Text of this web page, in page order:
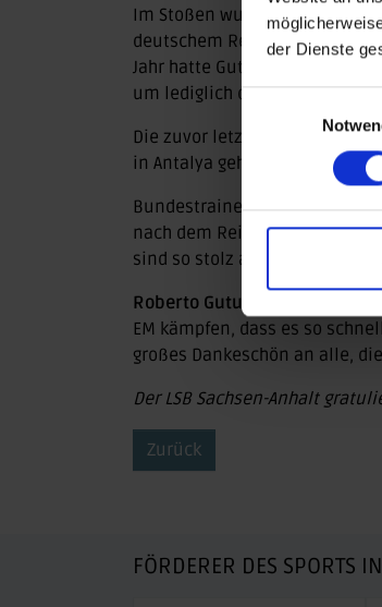
der Dienste
Im Stoßen wurdeRoberto Gutu
deutschem Rekord mit 331 kg
Jahr hatte Gutu als Fünfter im
um lediglich drei kg verpasst.
Die zuvor letzten WM-
in Antalya geholt (Silber
BundestrainerAlmir Velagic:
nach dem Reißen, als wir
sind so stolz auf ihn. Wir
Roberto Gutu
EM kämpfen, dass es so
großes Dankeschön an alle,
Der LSB Sachsen-Anhalt
Zurück
FÖRDERER DES SPORTS